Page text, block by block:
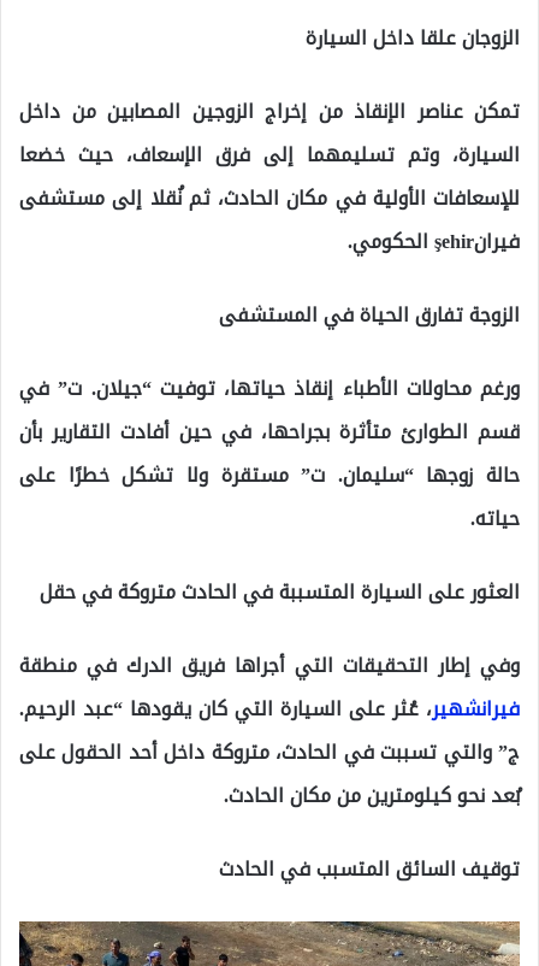
الزوجان علقا داخل السيارة
تمكن عناصر الإنقاذ من إخراج الزوجين المصابين من داخل
السيارة، وتم تسليمهما إلى فرق الإسعاف، حيث خضعا
للإسعافات الأولية في مكان الحادث، ثم نُقلا إلى مستشفى
فيرانşehir الحكومي.
الزوجة تفارق الحياة في المستشفى
ورغم محاولات الأطباء إنقاذ حياتها، توفيت “جيلان. ت” في
قسم الطوارئ متأثرة بجراحها، في حين أفادت التقارير بأن
حالة زوجها “سليمان. ت” مستقرة ولا تشكل خطرًا على
حياته.
العثور على السيارة المتسببة في الحادث متروكة في حقل
وفي إطار التحقيقات التي أجراها فريق الدرك في منطقة
فيرانشهير، عُثر على السيارة التي كان يقودها “عبد الرحيم.
ج” والتي تسببت في الحادث، متروكة داخل أحد الحقول على
بُعد نحو كيلومترين من مكان الحادث.
توقيف السائق المتسبب في الحادث